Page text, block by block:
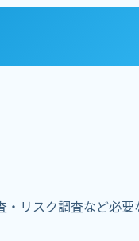
リスク調査など必要